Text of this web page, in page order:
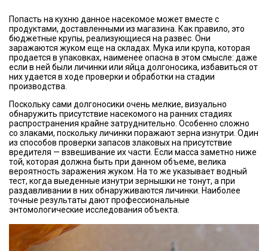
Попасть на кухню данное насекомое может вместе с
продуктами, доставленными из магазина. Как правило, это
бюджетные крупы, реализующиеся на развес. Они
заражаются жуком еще на складах. Мука или крупа, которая
продается в упаковках, наименее опасна в этом смысле: даже
если в ней были личинки или яйца долгоносика, избавиться от
них удается в ходе проверки и обработки на стадии
производства.
Поскольку сами долгоносики очень мелкие, визуально
обнаружить присутствие насекомого на ранних стадиях
распространения крайне затруднительно. Особенно сложно
со злаками, поскольку личинки поражают зерна изнутри. Один
из способов проверки запасов злаковых на присутствие
вредителя — взвешивание их части. Если масса заметно ниже
той, которая должна быть при данном объеме, велика
вероятность заражения жуком. На то же указывает водный
тест, когда выеденные изнутри зернышки не тонут, а при
раздавливании в них обнаруживаются личинки. Наиболее
точные результаты дают профессиональные
энтомологические исследования объекта.